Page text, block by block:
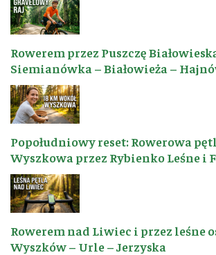
Rowerem przez Puszczę
Siemianówka – Białowieża –
Popołudniowy reset: Rowerowa
Wyszkowa przez Rybienko Leśne i
Rowerem nad Liwiec i przez leśne
Wyszków – Urle – Jerzyska